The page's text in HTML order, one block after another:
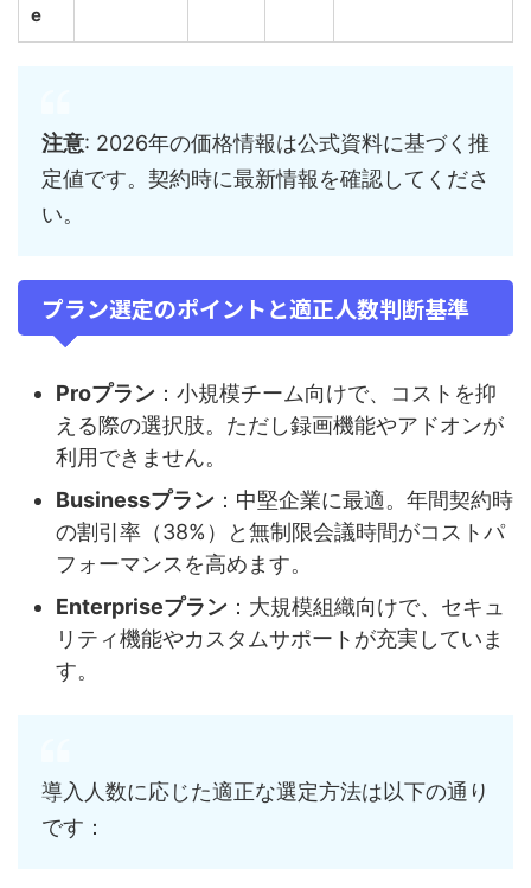
e
注意: 2026年の価格情報は公式資料に基づく推
定値です。契約時に最新情報を確認してくださ
い。
プラン選定のポイントと適正人数判断基準
Proプラン ：小規模チーム向けで、コストを抑
える際の選択肢。ただし録画機能やアドオンが
利用できません。
Businessプラン ：中堅企業に最適。年間契約時
の割引率（38%）と無制限会議時間がコストパ
フォーマンスを高めます。
Enterpriseプラン ：大規模組織向けで、セキュ
リティ機能やカスタムサポートが充実していま
す。
導入人数に応じた適正な選定方法は以下の通り
です：